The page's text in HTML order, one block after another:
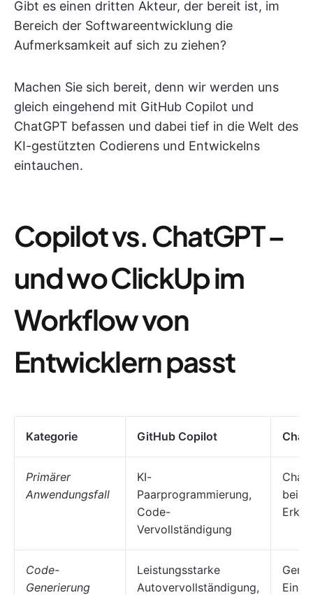
Gibt es einen dritten Akteur, der bereit ist, im
Bereich der Softwareentwicklung die
Aufmerksamkeit auf sich zu ziehen?
Machen Sie sich bereit, denn wir werden uns
gleich eingehend mit GitHub Copilot und
ChatGPT befassen und dabei tief in die Welt des
KI-gestützten Codierens und Entwickelns
eintauchen.
Copilot vs. ChatGPT –
und wo ClickUp im
Workflow von
Entwicklern passt
Kategorie GitHub Copilot
Primärer
Anwendungsfall
KI-
Paarprogrammierung,
Code-
Vervollständigung
beim
Code-
Generierung
Leistungsstarke
Autovervollständigung,